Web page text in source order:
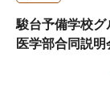
駿台予備学校グ
医学部合同説明